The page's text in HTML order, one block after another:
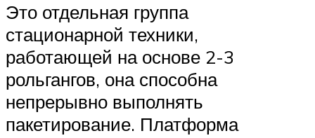
Это отдельная группа
стационарной техники,
работающей на основе 2-3
рольгангов, она способна
непрерывно выполнять
пакетирование. Платформа